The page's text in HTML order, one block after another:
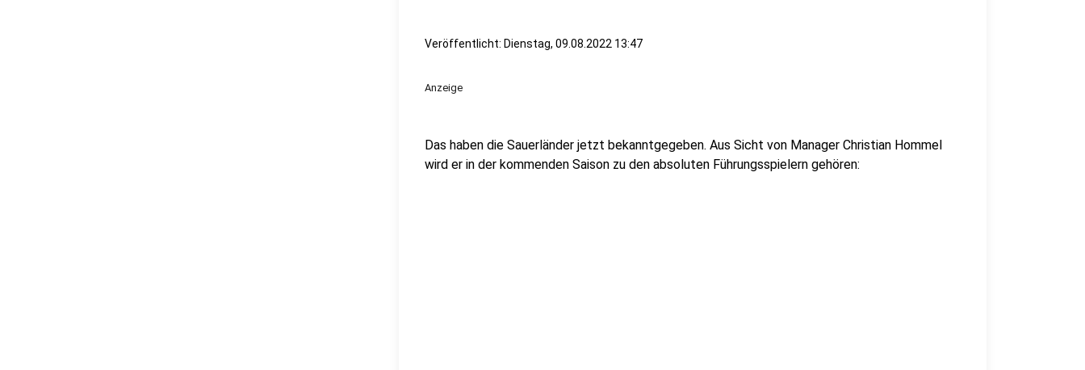
Veröffentlicht: Dienstag, 09.08.2022 13:47
Anzeige
Das haben die Sauerländer jetzt bekanntgegeben. Aus Sicht von Manager Christian Hommel
wird er in der kommenden Saison zu den absoluten Führungsspielern gehören: